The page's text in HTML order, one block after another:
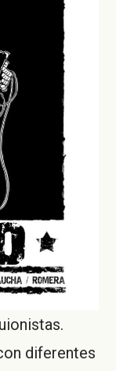
diferentes